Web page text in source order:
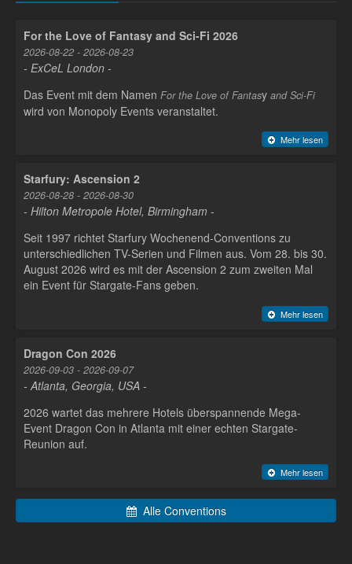
For the Love of Fantasy and Sci-Fi 2026
2026-08-22 - 2026-08-23
- ExCeL London -
Das Event mit dem Namen For the Love of Fantasy and Sci-Fi
wird von Monopoly Events veranstaltet.
Mehr lesen
Starfury: Ascension 2
2026-08-28 - 2026-08-30
- Hilton Metropole Hotel, Birmingham -
Seit 1997 richtet Starfury Wochenend-Conventions zu
unterschiedlichen TV-Serien und Filmen aus. Vom 28. bis 30.
August 2026 wird es mit der Ascension 2 zum zweiten Mal
ein Event für Stargate-Fans geben.
Mehr lesen
Dragon Con 2026
2026-09-03 - 2026-09-07
- Atlanta, Georgia, USA -
2026 wartet das mehrere Hotels überspannende Mega-
Event Dragon Con in Atlanta mit einer echten Stargate-
Reunion auf.
Mehr lesen
Alle Conventions